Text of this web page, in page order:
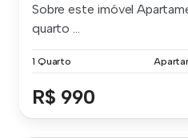
Sobre este imóvel
quarto ...
1 Quarto
R$ 990